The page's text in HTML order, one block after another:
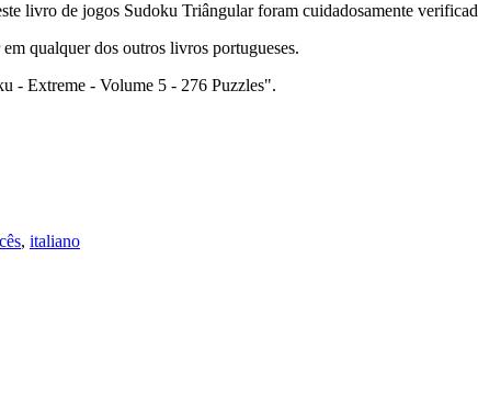
livro de jogos Sudoku Triângular foram cuidadosamente
qualquer dos outros livros portugueses.
- Extreme - Volume 5 - 276 Puzzles".
, italiano